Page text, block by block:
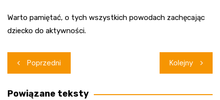
Warto pamiętać, o tych wszystkich powodach zachęcając
dziecko do aktywności.
Nawigacja
wpisu
Poprzedni Kolejny
Powiązane teksty